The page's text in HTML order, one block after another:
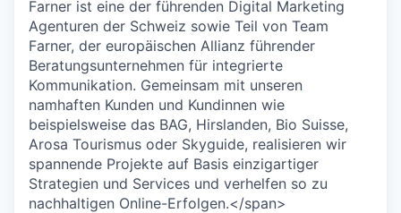
Farner ist eine der führenden Digital Marketing
Agenturen der Schweiz sowie Teil von Team
Farner, der europäischen Allianz führender
Beratungsunternehmen für integrierte
Kommunikation. Gemeinsam mit unseren
namhaften Kunden und Kundinnen wie
beispielsweise das BAG, Hirslanden, Bio Suisse,
Arosa Tourismus oder Skyguide, realisieren wir
spannende Projekte auf Basis einzigartiger
Strategien und Services und verhelfen so zu
nachhaltigen Online-Erfolgen.</span>